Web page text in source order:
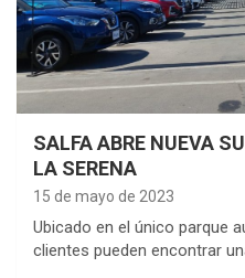
SALFA ABRE NUEVA
LA SERENA
15 de mayo de 2023
Ubicado en el único parque
clientes pueden encontrar